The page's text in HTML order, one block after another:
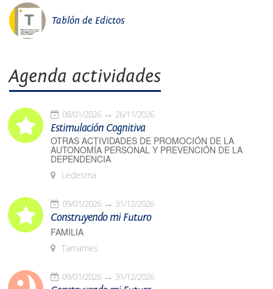
Tablón de Edictos
Agenda actividades
08/01/2026 26/11/2026
Estimulación Cognitiva
OTRAS ACTIVIDADES DE PROMOCIÓN DE LA
AUTONOMÍA PERSONAL Y PREVENCIÓN DE LA
DEPENDENCIA
Ledesma
09/01/2026 31/12/2026
Construyendo mi Futuro
FAMILIA
Tamames
09/01/2026 31/12/2026